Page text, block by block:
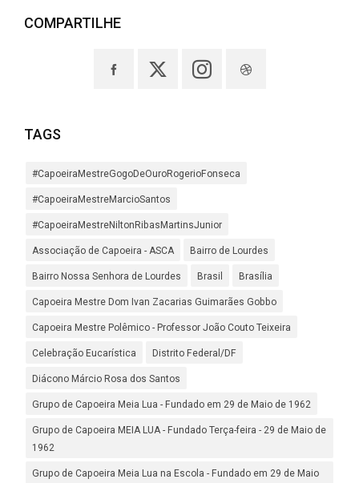
COMPARTILHE
TAGS
#CapoeiraMestreGogoDeOuroRogerioFonseca
#CapoeiraMestreMarcioSantos
#CapoeiraMestreNiltonRibasMartinsJunior
Associação de Capoeira - ASCA Bairro de Lourdes
Bairro Nossa Senhora de Lourdes Brasil Brasília
Capoeira Mestre Dom Ivan Zacarias Guimarães Gobbo
Capoeira Mestre Polêmico - Professor João Couto Teixeira
Celebração Eucarística Distrito Federal/DF
Diácono Márcio Rosa dos Santos
Grupo de Capoeira Meia Lua - Fundado em 29 de Maio de 1962
Grupo de Capoeira MEIA LUA - Fundado Terça-feira - 29 de Maio de
1962
Grupo de Capoeira Meia Lua na Escola - Fundado em 29 de Maio